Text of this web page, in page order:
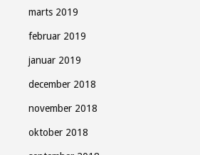
marts 2019
februar 2019
januar 2019
december 2018
november 2018
oktober 2018